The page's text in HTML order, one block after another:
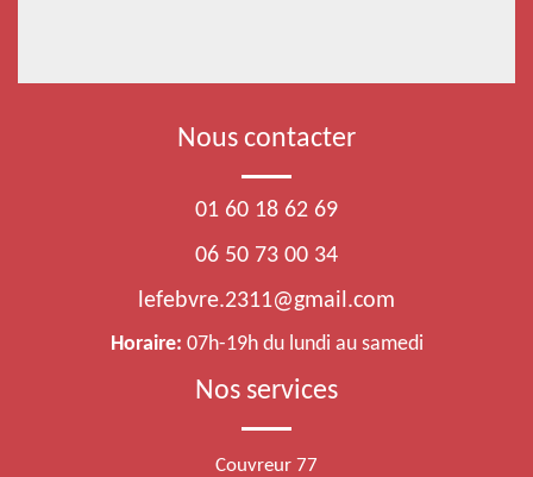
Nous contacter
01 60 18 62 69
06 50 73 00 34
lefebvre.2311@gmail.com
Horaire: 07h-19h du lundi au samedi
Nos services
Couvreur 77